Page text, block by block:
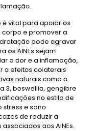
vital para apoiar os
e promover a
pode agravar
os AINEs sejam
a dor e a inflamação,
a efeitos colaterais
naturais como a
3, boswellia, gengibre
no estilo de
e sono
de reduzir a
aos AINEs.